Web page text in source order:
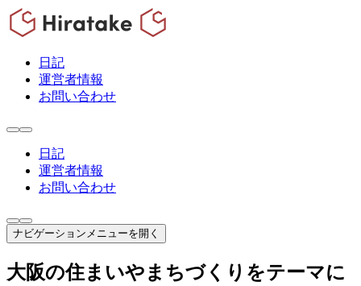
日記
運営者情報
お問い合わせ
日記
運営者情報
お問い合わせ
ナビゲーションメニューを開く
大阪の住まいやまちづくりをテーマに